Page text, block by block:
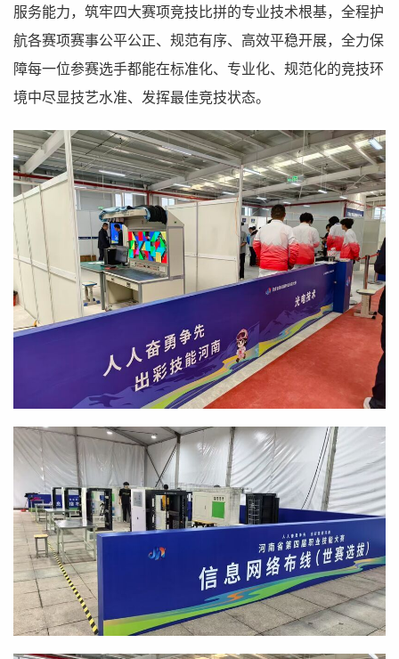
服务能力，筑牢四大赛项竞技比拼的专业技术根基，全程护
航各赛项赛事公平公正、规范有序、高效平稳开展，全力保
障每一位参赛选手都能在标准化、专业化、规范化的竞技环
境中尽显技艺水准、发挥最佳竞技状态。